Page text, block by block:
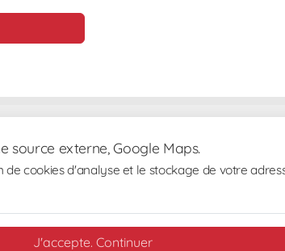
source externe, Google Maps.
cookies d'analyse et le stockage de votre
J'accepte. Continuer